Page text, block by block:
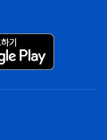
은 욕심을 갖
게 사탄에게
국은 하나님
거죠.
요. 전능하신